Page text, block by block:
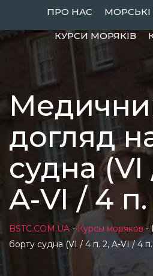
content
ПРО НАС МОРСЬКІ
КУРСИ МОРЯКІВ
догляд
судна (VI
A-VI / 4
BSTC.COM.UA - Курсы моряков -
борту судна (VI / 4 п. 2, A-VI / 4